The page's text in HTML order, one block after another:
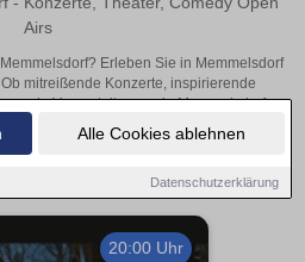
Alle Cookies ablehnen
Datenschutzerklärung
Airs
Erleben Sie in Memmelsdorf
mitreißende Konzerte, inspirierende
Veranstaltungen in Memmelsdorf –
im Überblick und Tickets.
20:00 Uhr